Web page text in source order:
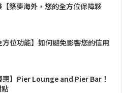
築夢海外，您的全方位保障夥
位功能】如何避免影響您的信用
】Pier Lounge and Pier Bar！